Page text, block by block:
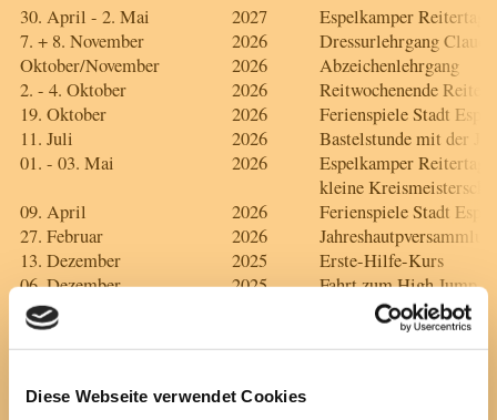
Diese Webseite verwendet Cookies
30. April - 2. Mai
7. + 8. November
Oktober/November
2. - 4. Oktober
19. Oktober
11. Juli
01. - 03. Mai
09. April
27. Februar
13. Dezember
06. Dezember
29. November
20. Oktober
01. - 04. Mai
2027
2026
2026
2026
2026
2026
2026
2026
2026
2025
2025
2025
Espelkamper Reitertage
Dressurlehrgang
Abzeichenlehrgang
Reitwochenende
Ferienspiele Stadt
Bastelstunde mit der
Espelkamper
kleine
Ferienspiele Stadt
Erste-Hilfe-Kurs
Fahrt zum High Jump
Helferfete
Ferienspiele Espelkamp
Espelkamper Reitertage
14. April
2025